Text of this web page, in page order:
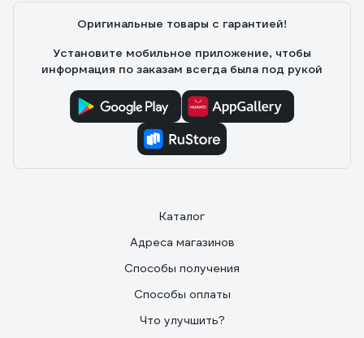
Оригинальные товары с гарантией!
Установите мобильное приложение, чтобы
информация по заказам всегда была под рукой
Каталог
Адреса магазинов
Способы получения
Способы оплаты
Что улучшить?